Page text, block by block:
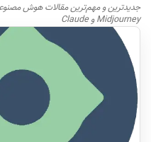
Midjourney و Claude